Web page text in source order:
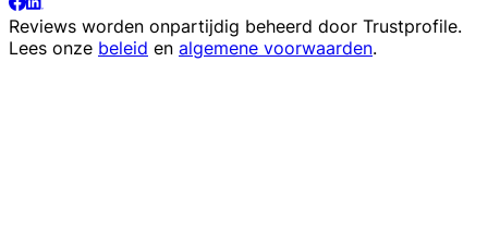
Reviews worden onpartijdig beheerd door Trustprofile.
Lees onze beleid en algemene voorwaarden.